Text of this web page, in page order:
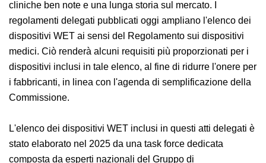
non subiscono grandi evoluzioni, caratteristiche di
sicurezza e prestazioni cliniche ben note e una lunga
storia sul mercato. I regolamenti delegati pubblicati
oggi ampliano l'elenco dei dispositivi WET ai sensi del
Regolamento sui dispositivi medici. Ciò renderà alcuni
requisiti più proporzionati per i dispositivi inclusi in tale
linea con l'agenda di semplificazione della
Commissione.